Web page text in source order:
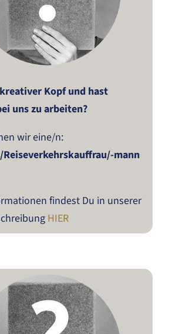
Kopf und hast
uns zu arbeiten?
wir eine/n:
mann
findest Du in unserer
HIER